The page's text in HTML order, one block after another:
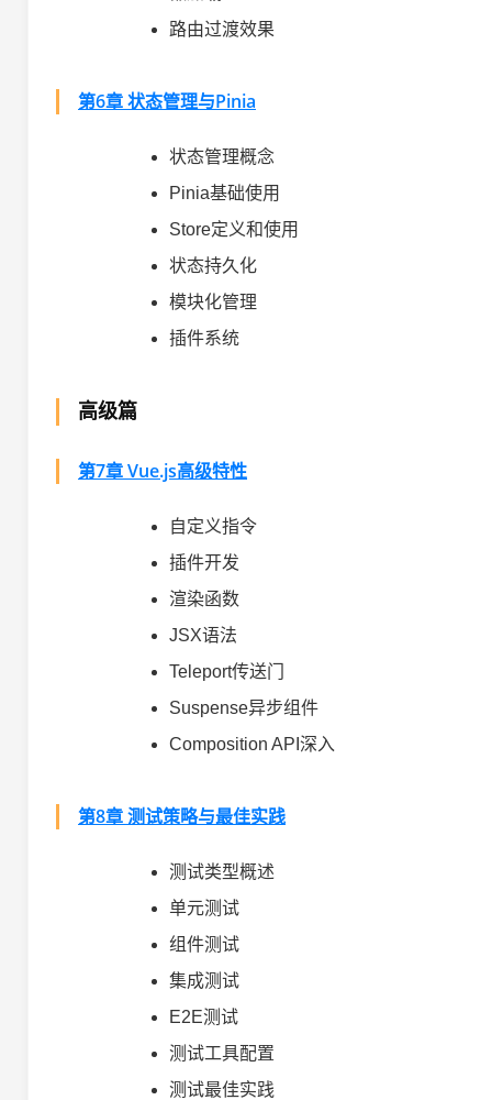
路由过渡效果
第6章 状态管理与Pinia
状态管理概念
Pinia基础使用
Store定义和使用
状态持久化
模块化管理
插件系统
高级篇
第7章 Vue.js高级特性
自定义指令
插件开发
渲染函数
JSX语法
Teleport传送门
Suspense异步组件
Composition API深入
第8章 测试策略与最佳实践
测试类型概述
单元测试
组件测试
集成测试
E2E测试
测试工具配置
测试最佳实践